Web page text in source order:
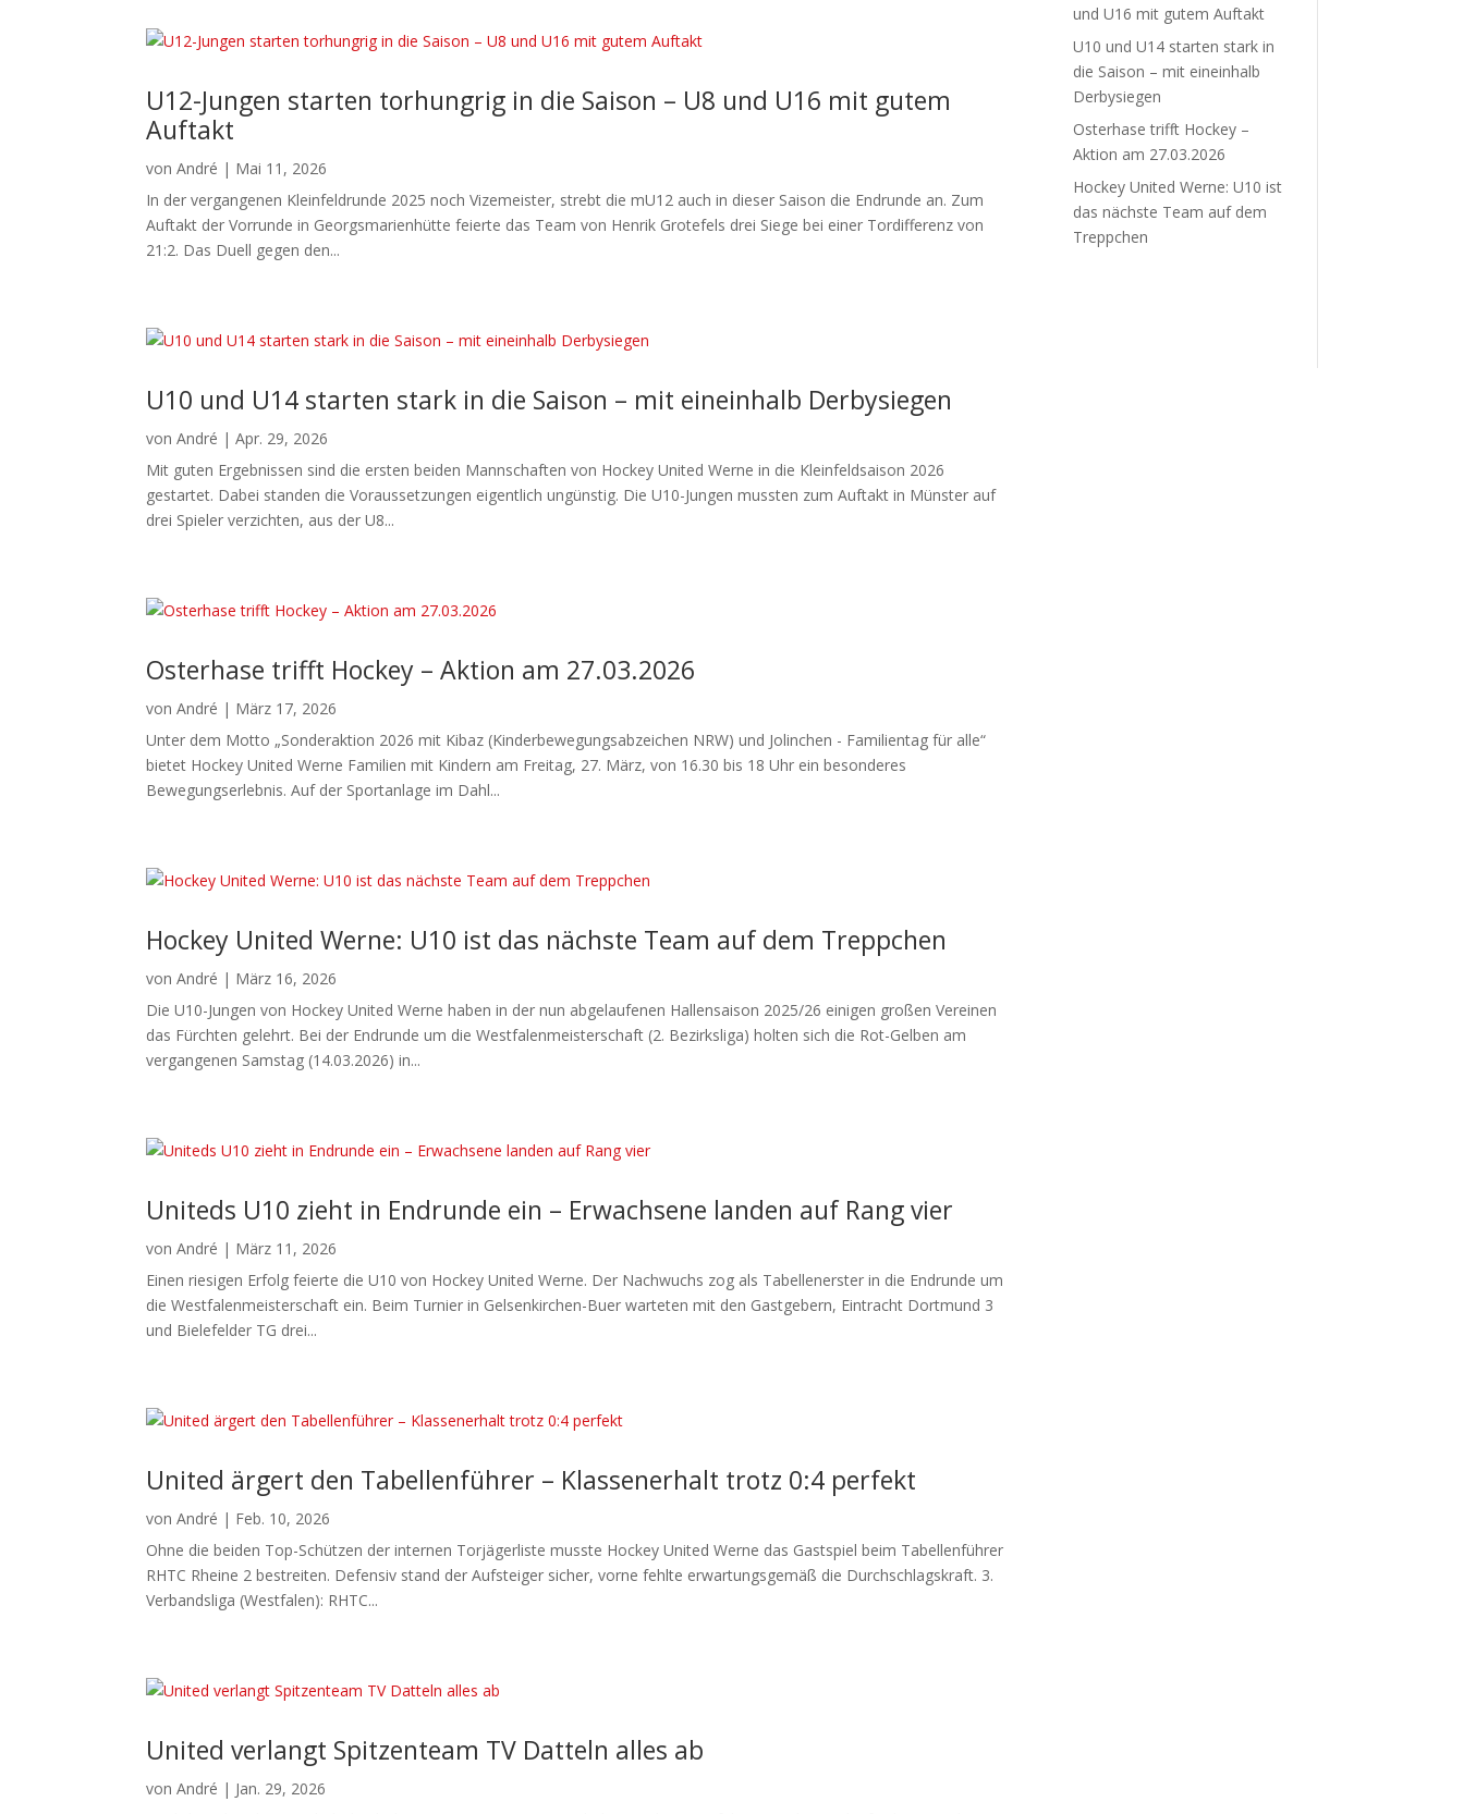
U12-Jungen starten torhungrig in die Saison – U8 und U16 mit gutem
Auftakt
vonAndré | Mai 11, 2026
In der vergangenen Kleinfeldrunde 2025 noch Vizemeister, strebt die mU12 auch in dieser Saison die Endrunde an. Zum
Auftakt der Vorrunde in Georgsmarienhütte feierte das Team von Henrik Grotefels drei Siege bei einer Tordifferenz von
21:2. Das Duell gegen den...
U10 und U14 starten stark in die Saison – mit eineinhalb Derbysiegen
vonAndré |Apr. 29, 2026
Mit guten Ergebnissen sind die ersten beiden Mannschaften von Hockey United Werne in die Kleinfeldsaison 2026
gestartet. Dabei standen die Voraussetzungen eigentlich ungünstig. Die U10-Jungen mussten zum Auftakt in Münster auf
drei Spieler verzichten, aus der U8...
Osterhase trifft Hockey – Aktion am 27.03.2026
vonAndré | März 17, 2026
Unter dem Motto „Sonderaktion 2026 mit Kibaz (Kinderbewegungsabzeichen NRW) und Jolinchen - Familientag für alle“
bietet Hockey United Werne Familien mit Kindern am Freitag, 27. März, von 16.30 bis 18 Uhr ein besonderes
Bewegungserlebnis. Auf der Sportanlage im Dahl...
Hockey United Werne: U10 ist das nächste Team auf dem Treppchen
vonAndré | März 16, 2026
Die U10-Jungen von Hockey United Werne haben in der nun abgelaufenen Hallensaison 2025/26 einigen großen Vereinen
das Fürchten gelehrt. Bei der Endrunde um die Westfalenmeisterschaft (2. Bezirksliga) holten sich die Rot-Gelben am
vergangenen Samstag (14.03.2026) in...
Uniteds U10 zieht in Endrunde ein – Erwachsene landen auf Rang vier
vonAndré | März 11, 2026
Einen riesigen Erfolg feierte die U10 von Hockey United Werne. Der Nachwuchs zog als Tabellenerster in die Endrunde um
die Westfalenmeisterschaft ein. Beim Turnier in Gelsenkirchen-Buer warteten mit den Gastgebern, Eintracht Dortmund 3
und Bielefelder TG drei...
United ärgert den Tabellenführer – Klassenerhalt trotz 0:4 perfekt
vonAndré | Feb. 10, 2026
Ohne die beiden Top-Schützen der internen Torjägerliste musste Hockey United Werne das Gastspiel beim Tabellenführer
RHTC Rheine 2 bestreiten. Defensiv stand der Aufsteiger sicher, vorne fehlte erwartungsgemäß die Durchschlagskraft. 3.
Verbandsliga (Westfalen): RHTC...
United verlangt Spitzenteam TV Datteln alles ab
vonAndré | Jan. 29, 2026
und U16 mit gutem Auftakt
U10 und U14 starten stark in
die Saison – mit eineinhalb
Derbysiegen
Osterhase trifft Hockey –
Aktion am 27.03.2026
Hockey United Werne: U10 ist
das nächste Team auf dem
Treppchen